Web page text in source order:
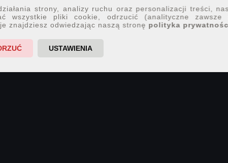
strony, analizy ruchu oraz personalizacji treści,
wszystkie pliki cookie, odrzucić (analityczne
znajdziesz odwiedzając naszą stronę polityka
USTAWIENIA